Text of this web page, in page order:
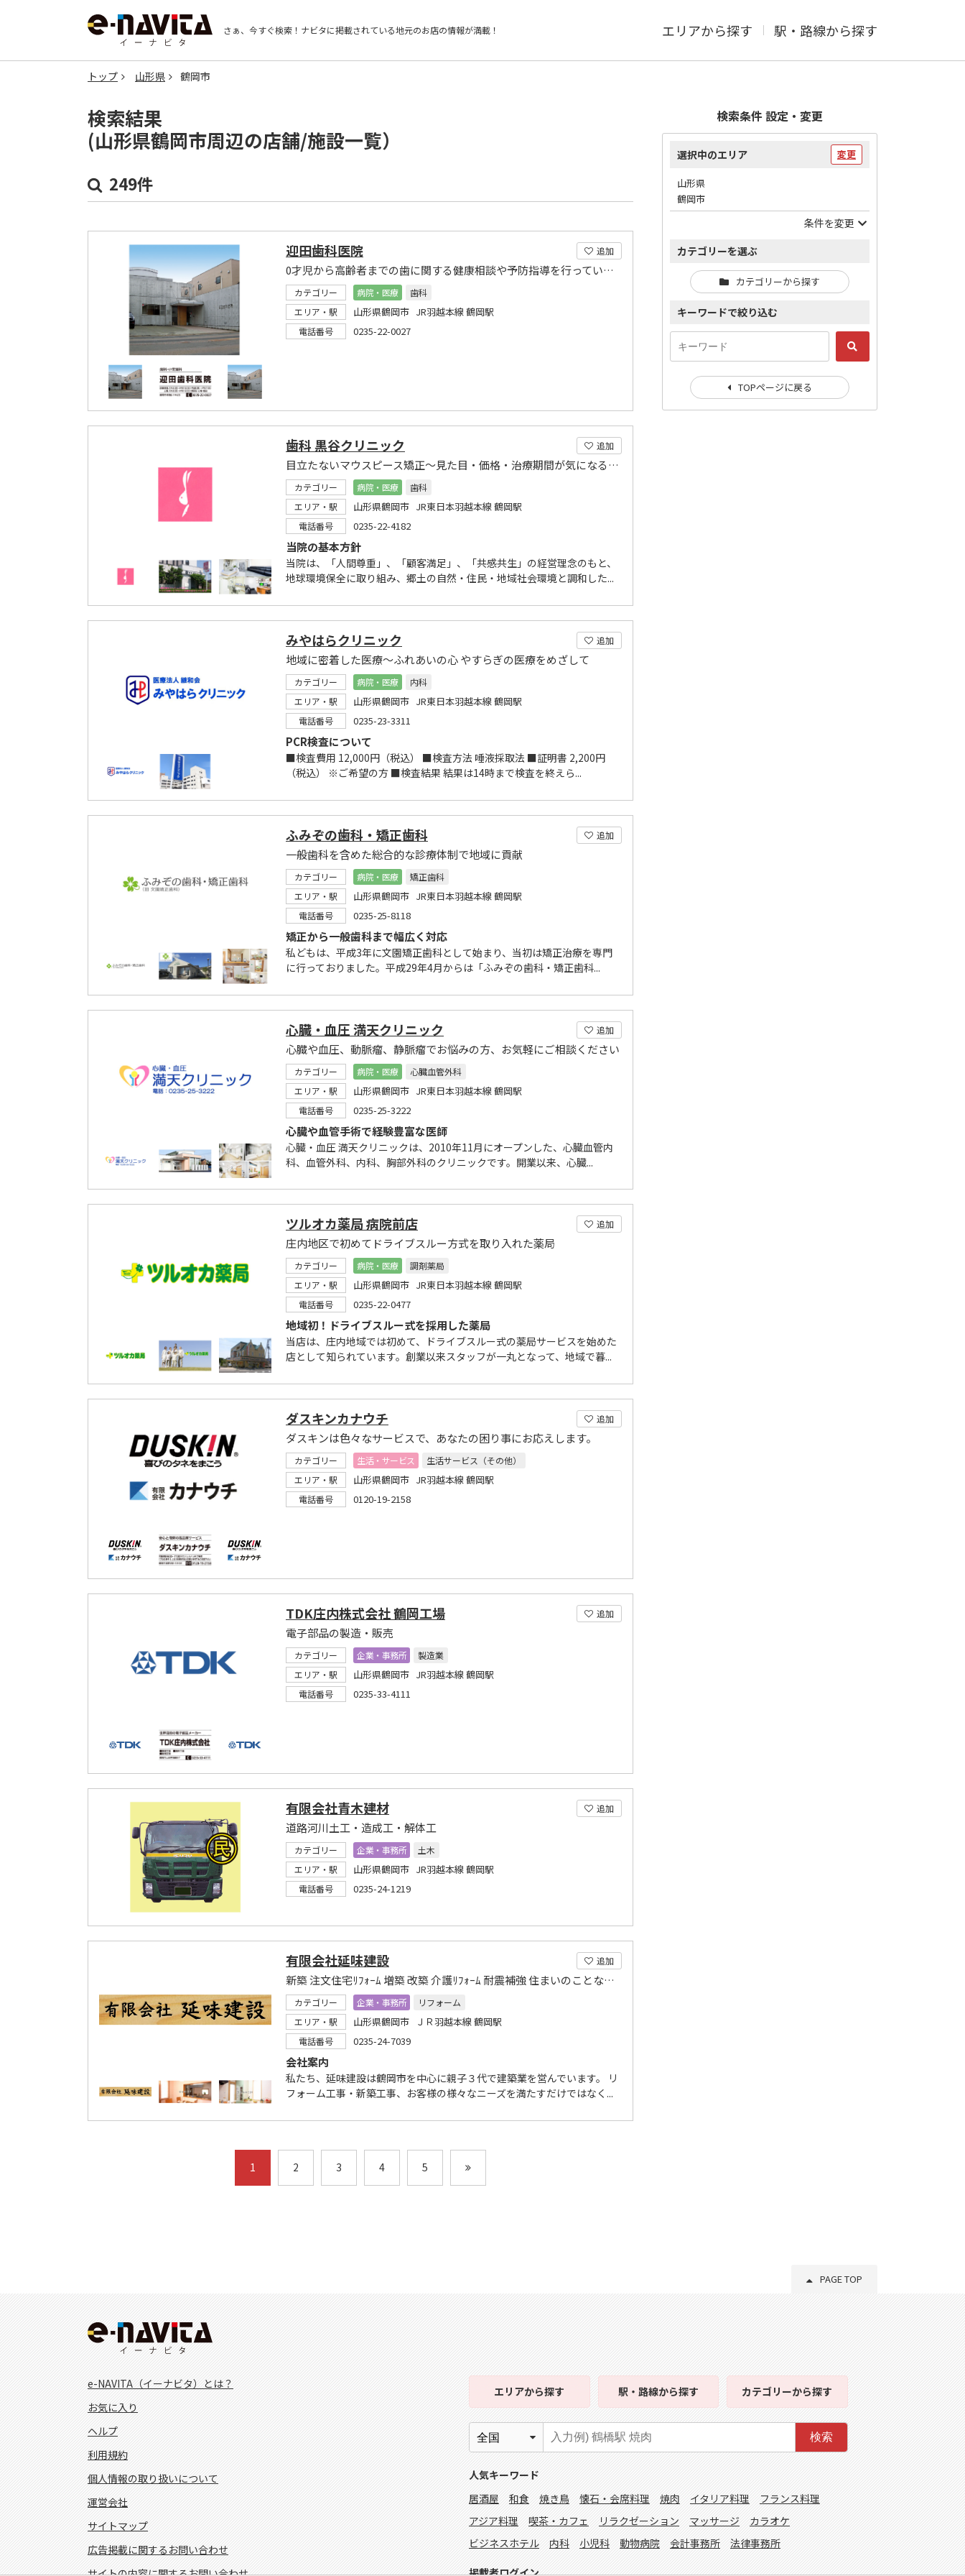
さぁ、今すぐ検索！ ナビタに掲載されている地元のお店の情報が満載！ エリアから探す 駅・路線から探す
トップ 山形県 鶴岡市
検索結果
(山形県鶴岡市周辺の店舗/施設一覧）
249件
追加
迎田歯科医院
0才児から高齢者までの歯に関する健康相談や予防指導を行っています。お気軽にご相談ください。
カテゴリー 病院・医療
歯科
エリア・駅
山形県鶴岡市 JR羽越本線 鶴岡駅
電話番号 0235-22-0027
追加
歯科 黒谷クリニック
目立たないマウスピース矯正～見た目・価格・治療期間が気になる方にお勧め
カテゴリー 病院・医療
歯科
エリア・駅
山形県鶴岡市 JR東日本羽越本線 鶴岡駅
電話番号 0235-22-4182
当院の基本方針
当院は、「人間尊重」、「顧客満足」、「共感共生」の経営理念のもと、
地球環境保全に取り組み、郷土の自然・住民・地域社会環境と調和した...
追加
みやはらクリニック
地域に密着した医療～ふれあいの心 やすらぎの医療をめざして
カテゴリー 病院・医療
内科
エリア・駅
山形県鶴岡市 JR東日本羽越本線 鶴岡駅
電話番号 0235-23-3311
PCR検査について
■検査費用 12,000円（税込） ■検査方法 唾液採取法 ■証明書 2,200円
（税込） ※ご希望の方 ■検査結果 結果は14時まで検査を終えら...
追加
ふみぞの歯科・矯正歯科
一般歯科を含めた総合的な診療体制で地域に貢献
カテゴリー 病院・医療
矯正歯科
エリア・駅
山形県鶴岡市 JR東日本羽越本線 鶴岡駅
電話番号 0235-25-8118
矯正から一般歯科まで幅広く対応
私どもは、平成3年に文園矯正歯科として始まり、当初は矯正治療を専門
に行っておりました。平成29年4月からは「ふみぞの歯科・矯正歯科...
追加
心臓・血圧 満天クリニック
心臓や血圧、動脈瘤、静脈瘤でお悩みの方、お気軽にご相談ください
カテゴリー 病院・医療
心臓血管外科
エリア・駅
山形県鶴岡市 JR東日本羽越本線 鶴岡駅
電話番号 0235-25-3222
心臓や血管手術で経験豊富な医師
心臓・血圧 満天クリニックは、2010年11月にオープンした、心臓血管内
科、血管外科、内科、胸部外科のクリニックです。開業以来、心臓...
追加
ツルオカ薬局 病院前店
庄内地区で初めてドライブスルー方式を取り入れた薬局
カテゴリー 病院・医療
調剤薬局
エリア・駅
山形県鶴岡市 JR東日本羽越本線 鶴岡駅
電話番号 0235-22-0477
地域初！ドライブスルー式を採用した薬局
当店は、庄内地域では初めて、ドライブスルー式の薬局サービスを始めた
店として知られています。創業以来スタッフが一丸となって、地域で暮...
追加
ダスキンカナウチ
ダスキンは色々なサービスで、あなたの困り事にお応えします。
カテゴリー 生活・サービス
生活サービス（その他）
エリア・駅
山形県鶴岡市 JR羽越本線 鶴岡駅
電話番号 0120-19-2158
追加
TDK庄内株式会社 鶴岡工場
電子部品の製造・販売
カテゴリー 企業・事務所
製造業
エリア・駅
山形県鶴岡市 JR羽越本線 鶴岡駅
電話番号 0235-33-4111
追加
有限会社青木建材
道路河川土工・造成工・解体工
カテゴリー 企業・事務所
土木
エリア・駅
山形県鶴岡市 JR羽越本線 鶴岡駅
電話番号 0235-24-1219
追加
有限会社延味建設
新築 注文住宅ﾘﾌｫｰﾑ 増築 改築 介護ﾘﾌｫｰﾑ 耐震補強 住まいのことなら何でも！
カテゴリー 企業・事務所
リフォーム
エリア・駅
山形県鶴岡市 ＪＲ羽越本線 鶴岡駅
電話番号 0235-24-7039
会社案内
私たち、延味建設は鶴岡市を中心に親子３代で建築業を営んでいます。 リ
フォーム工事・新築工事、お客様の様々なニーズを満たすだけではなく...
1 2 3 4 5
検索条件 設定・変更
選択中のエリア 変更
山形県
鶴岡市
条件を変更
カテゴリーを選ぶ
カテゴリーから探す
キーワードで絞り込む
TOPページに戻る
PAGE TOP
e-NAVITA（イーナビタ）とは？
お気に入り
ヘルプ
利用規約
個人情報の取り扱いについて
運営会社
サイトマップ
広告掲載に関するお問い合わせ
サイトの内容に関するお問い合わせ
エリアから探す 駅・路線から探す カテゴリーから探す
検索
人気キーワード
居酒屋
和食 焼き鳥 懐石・会席料理 焼肉 イタリア料理
フランス料理
アジア料理
喫茶・カフェ リラクゼーション マッサージ
カラオケ
ビジネスホテル
内科 小児科 動物病院 会計事務所 法律事務所
掲載者ログイン